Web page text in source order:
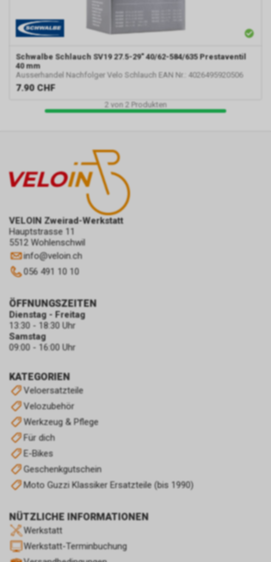
Schwalbe Schlauch SV19 27.5-29" 40/62-584/635 Prestaventil
40 mm
Ausserhandel Nachfolger Velo Schlauch EAN Nr.: 4026495920506
7.90 CHF
2 von 2 Produkten
VELOIN Zweirad-Werkstatt
Hauptstrasse 11
5512 Wohlenschwil
info@veloin.ch
056 491 10 10
KATEGORIEN
Veloersatzteile
Velozubehör
Werkzeug & Pflege
Für dich
E-Bikes
Geschenkgutschein
Moto Guzzi Klassiker Ersatzteile (bis 1990)
NÜTZLICHE INFORMATIONEN
Werkstatt
Werkstatt-Terminbuchung
ÖFFNUNGSZEITEN
Dienstag - Freitag
13:30 - 18:30 Uhr
Samstag
09:00 - 16:00 Uhr